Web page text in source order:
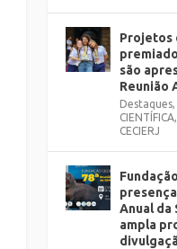
Projetos
são
Reunião
Destaques,
CIENTÍFICA,
CECIERJ
presença
Anual da
ampla